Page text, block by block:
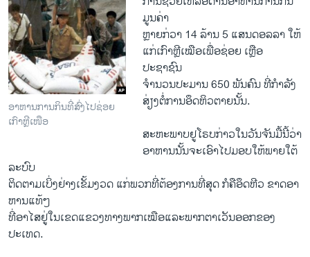
ລາຍງານ
ຕິດຕາມພວກເຮົາ ທີ່
ພາສາຕ່າງໆ
ອາຫານການກິນທີ່ສົ່ງໄປຊ່ອຍ
ເກົາຫຼີເໜືອ
ມູນຄ່າ
ຫຼາຍກ່ວາ​ 14 ລ້ານ 5 ​ແສນ​ດອລລາ ໃຫ້
ແກ່ເກົາຫຼີເໝືອເພື່ອຊ່ອຍ ເຫຼືອ
ປະຊາຊົນ
ຈໍານວນປະມານ​ 650 ພັນຄົນ ທີ່​ກໍາລັງ​
ສ່ຽງ​ຕໍ່​ການ​ອຶດຫິວ​ຕາຍນັ້ນ.
ສະຫະພາບ​ຢູ​ໂຣບກ່າວໃນວັນຈັນມື້ນີ້​ວ່າ
ອາຫານນັ້ນຈະ​ເອົາໄປມອບໃຫ້ພາຍ​ໃຕ້
ລະບົບ
ຕິດຕາມ​ເບິ່ງ​ຢ່າງເຂັ້ມງວດ ແກ່ພວກທີ່ຕ້ອງການທີ່ສຸດ​ ກໍຄືອຶດຫີວ ຂາດອາ
ຫານແທ້ໆ
ທີ່ອາໄສຢູ່​ໃນ​ເຂດ​ແຂວງທາງພາກເໝືອແລະພາກຕາເວັນອອກຂອງ
ປະເທດ.